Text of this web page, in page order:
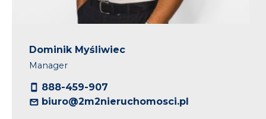
Dominik Myśliwiec
Manager
888-459-907
biuro@2m2nieruchomosci.pl